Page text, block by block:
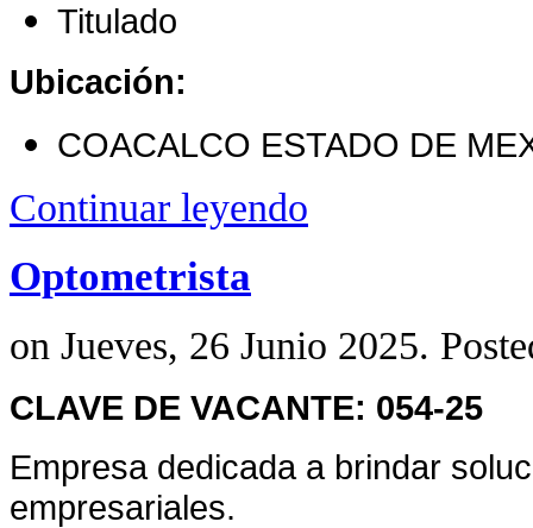
Titulado
Ubicación:
COACALCO ESTADO DE
Continuar leyendo
Optometrista
on Jueves, 26 Junio 2025.
CLAVE DE VACANTE: 054-25
Empresa dedicada a brindar
empresariales.